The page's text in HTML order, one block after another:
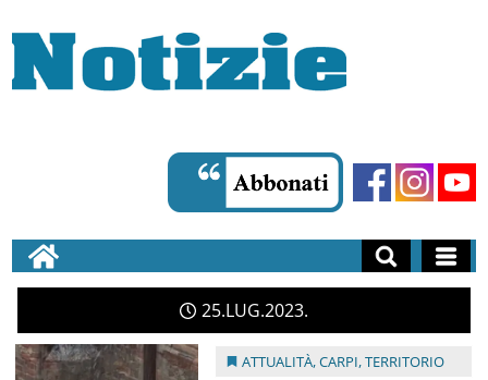
25 LUG 2023
ATTUALITÀ,CARPI,TERRITORIO